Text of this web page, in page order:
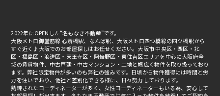
2022年にOPENした“名もなき不動産”です。
大阪メトロ御堂筋線 心斎橋駅、なんば駅、大阪メトロ四つ橋線の四ツ橋駅から
すぐ近く♪大阪でのお部屋探しはお任せください。大阪市 中央区・西区・北
区・福島区・浪速区・天王寺区・阿倍野区・東住吉区エリアを中心に大阪府全
域の賃貸物件、中古戸建・中古マンション・土地と幅広く物件を取り扱っており
ます。弊社限定物件が多いのも弊社の強みです。日頃から物件獲得には時間と労
力を注いでおり、他社と差別化できる様に、日々努力しております。
熟練されたコーディネーターが多く、女性コーディネーターもいる為、安心して